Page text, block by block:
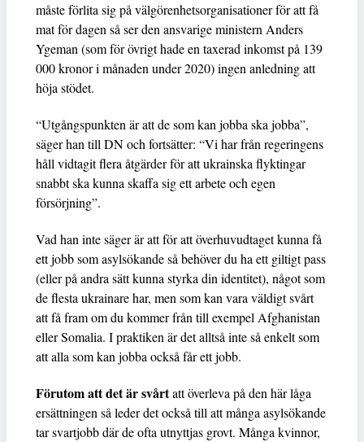
måste förlita sig på välgörenhetsorganisationer för att få
mat för dagen så ser den ansvarige ministern Anders
Ygeman (som för övrigt hade en taxerad inkomst på 139
000 kronor i månaden under 2020) ingen anledning att
höja stödet.
“Utgångspunkten är att de som kan jobba ska jobba”,
säger han till DN och fortsätter: “Vi har från regeringens
håll vidtagit flera åtgärder för att ukrainska flyktingar
snabbt ska kunna skaffa sig ett arbete och egen
försörjning”.
Vad han inte säger är att för att överhuvudtaget kunna få
ett jobb som asylsökande så behöver du ha ett giltigt pass
(eller på andra sätt kunna styrka din identitet), något som
de flesta ukrainare har, men som kan vara väldigt svårt
att få fram om du kommer från till exempel Afghanistan
eller Somalia. I praktiken är det alltså inte så enkelt som
att alla som kan jobba också får ett jobb.
Förutom att det är svårtatt överleva på den här låga
ersättningen så leder det också till att många asylsökande
tar svartjobb där de ofta utnyttjas grovt. Många kvinnor,